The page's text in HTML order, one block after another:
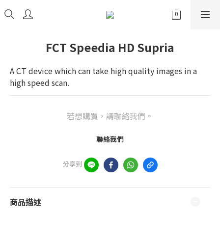
FCT Speedia HD Supria
A CT device which can take high quality images in a
high speed scan.
若想購買，請聯絡我們。
聯絡我們
分享到
商品描述